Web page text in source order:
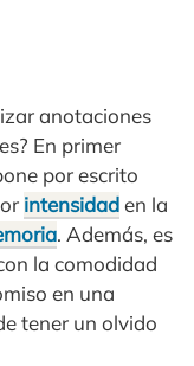
anotaciones
En primer
por escrito
intensidaden la
. Además, es
la comodidad
en una
tener un olvido